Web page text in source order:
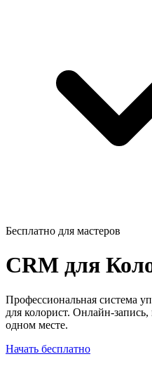
Бесплатно для мастеров
CRM для
Профессиональная система
для колорист. Онлайн-
одном месте.
Начать бесплатно